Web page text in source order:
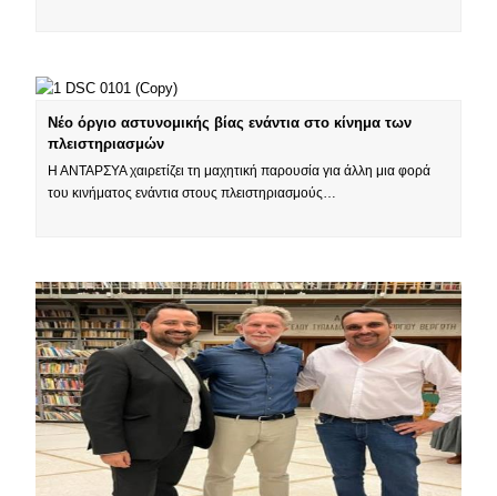
Νέο όργιο αστυνομικής βίας ενάντια στο κίνημα των
πλειστηριασμών
Η ΑΝΤΑΡΣΥΑ χαιρετίζει τη μαχητική παρουσία για άλλη μια φορά
του κινήματος ενάντια στους πλειστηριασμούς…